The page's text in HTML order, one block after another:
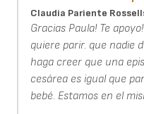
Claudia Pariente
Gracias Paula! Te
quiere parir. que nadie
haga creer que una
cesárea es igual que
bebé. Estamos en el